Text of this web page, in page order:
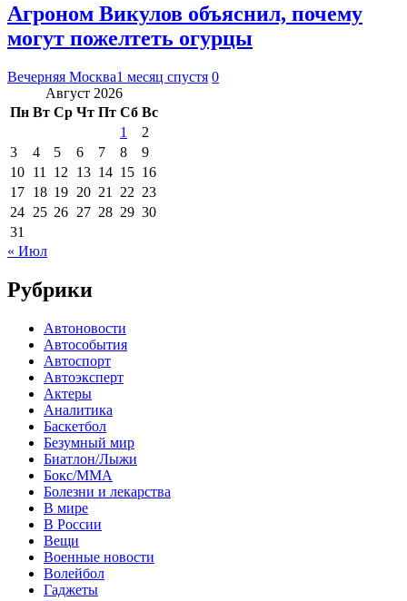
Агроном Викулов объяснил, почему
могут пожелтеть огурцы
Вечерняя Москва1 месяц спустя 0
Август 2026
Пн Вт Ср Чт Пт Сб Вс
1
2
3
4 5 6 7 8
9
10 11 12 13 14 15 16
17 18 19 20 21 22 23
24 25 26 27 28 29 30
31
« Июл
Рубрики
Автоновости
Автособытия
Автоспорт
Автоэксперт
Актеры
Аналитика
Баскетбол
Безумный мир
Биатлон/Лыжи
Бокс/MMA
Болезни и лекарства
В мире
В России
Вещи
Военные новости
Волейбол
Гаджеты